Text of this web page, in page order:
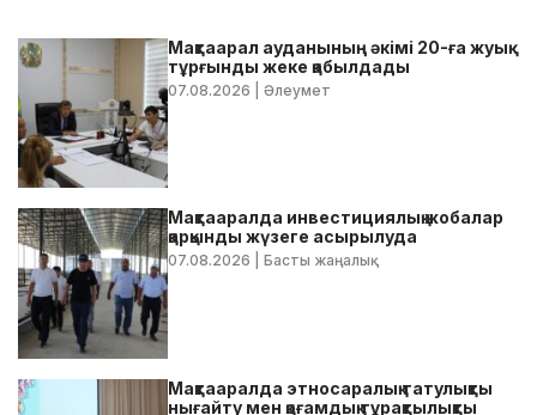
Мақтаарал ауданының әкімі 20-ға жуық
тұрғынды жеке қабылдады
07.08.2026 | Әлеумет
Мақтааралда инвестициялық жобалар
қарқынды жүзеге асырылуда
07.08.2026 | Басты жаңалық
Мақтааралда этносаралық татулықты
нығайту мен қоғамдық тұрақтылықты